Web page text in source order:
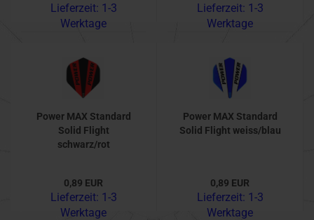
Lieferzeit: 1-3
Werktage
Lieferzeit: 1-3
Werktage
Power MAX Standard
Solid Flight
schwarz/rot
0,89 EUR
Lieferzeit: 1-3
Werktage
Power MAX Standard
Solid Flight weiss/blau
0,89 EUR
Lieferzeit: 1-3
Werktage